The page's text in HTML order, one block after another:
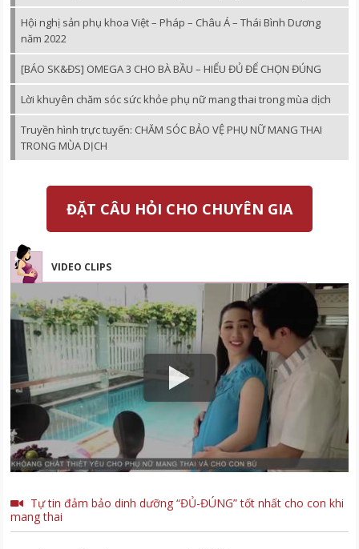
Hội nghị sản phụ khoa Việt – Pháp – Châu Á – Thái Bình Dương
năm 2022
[BÁO SK&ĐS] OMEGA 3 CHO BÀ BẦU – HIỂU ĐỦ ĐỂ CHỌN ĐÚNG
Lời khuyên chăm sóc sức khỏe phụ nữ mang thai trong mùa dịch
Truyền hình trực tuyến: CHĂM SÓC BẢO VỆ PHỤ NỮ MANG THAI
TRONG MÙA DỊCH
ĐẶT CÂU HỎI CHO CHUYÊN GIA
VIDEO CLIPS
Tự tin đảm bảo dinh dưỡng “ĐỦ-ĐÚNG” tốt nhất cho con khi
mang thai